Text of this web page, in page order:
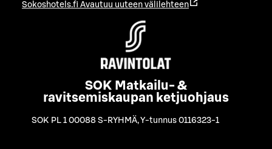
Sokoshotels.fi Avautuu uuteen välilehteen
SOK Matkailu- &
ravitsemiskaupan ketjuohjaus
SOK PL 1 00088 S-RYHMÄ,Y-tunnus 0116323-1